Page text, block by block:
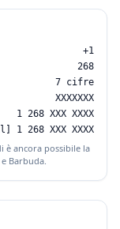
+1
268
7 cifre
XXXXXXX
1 268 XXX XXXX
268 XXX XXXX
è ancora possibile la
Barbuda.